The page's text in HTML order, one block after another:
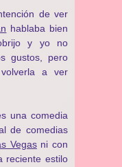
de ver
hablaba bien
y yo no
gustos, pero
a ver
una comedia
de comedias
Vegasni con
reciente estilo